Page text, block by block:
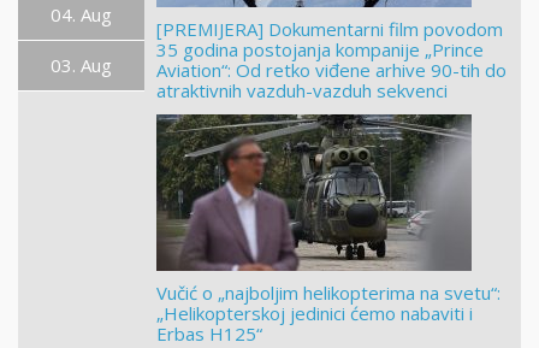
04. Aug
03. Aug
[PREMIJERA] Dokumentarni film povodom
35 godina postojanja kompanije „Prince
Aviation“: Od retko viđene arhive 90-tih do
atraktivnih vazduh-vazduh sekvenci
Vučić o „najboljim helikopterima na svetu“:
„Helikopterskoj jedinici ćemo nabaviti i
Erbas H125“